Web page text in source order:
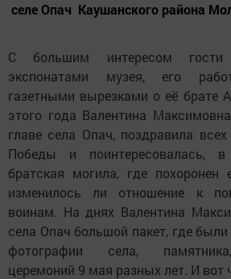
селе Опач Каушанского района
С большим интересом гости
экспонатами музея, его
газетными вырезками о её брате
этого года Валентина
главе села Опач, поздравила
Победы и поинтересовалась,
братская могила, где похоронен
изменилось ли отношение к
воинам. На днях Валентина
села Опач большой пакет, где
фотографии села,
церемоний 9 мая разных лет. И вот